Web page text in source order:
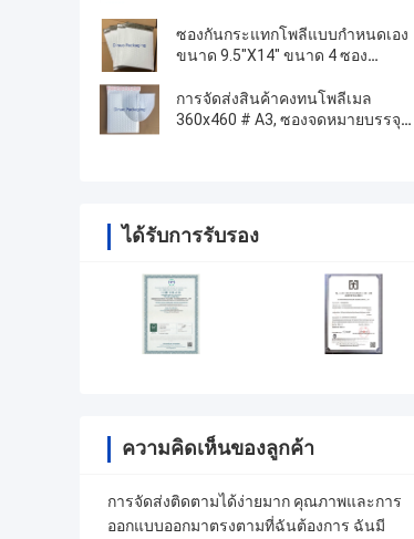
ซองกันกระแทกโพลีแบบกำหนดเอง
ขนาด 9.5"X14" ขนาด 4 ซอง
การจัดส่งสินค้าคงทนโพลีเมล
360x460 # A3, ซองจดหมายบรรจุ
ได้รับการรับรอง
ความคิดเห็นของลูกค้า
การจัดส่งติดตามได้ง่ายมาก คุณภาพและการ
ออกแบบออกมาตรงตามที่ฉันต้องการ ฉันมี